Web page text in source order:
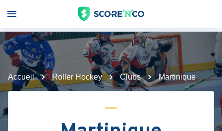
Accueil Roller Hockey Clubs Martinique